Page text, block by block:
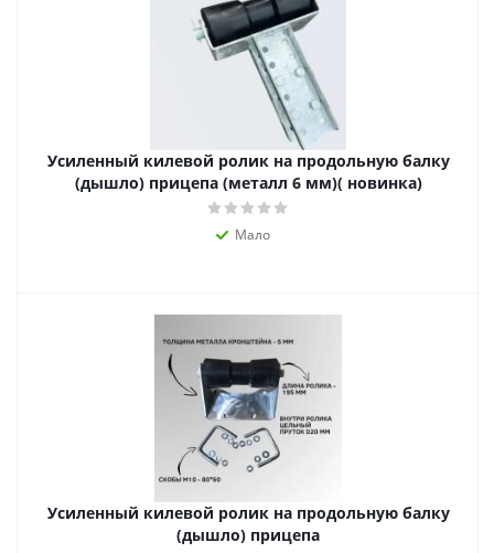
Усиленный килевой ролик на продольную балку
(дышло) прицепа (металл 6 мм)( новинка)
Мало
Усиленный килевой ролик на продольную балку
(дышло) прицепа